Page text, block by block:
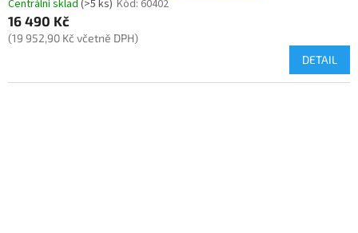
Centrální sklad (>5 ks) Kód: 60402
16 490 Kč
(19 952,90 Kč včetně DPH)
DETAIL